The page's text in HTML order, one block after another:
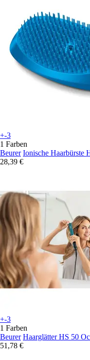
+-3
1 Farben
Beurer Ionische Haarbürste
28,39 €
+-3
1 Farben
Beurer Haarglätter HS 50
51,78 €